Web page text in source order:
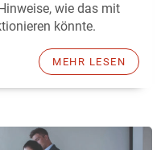
wie das mit
könnte.
MEHR LESEN